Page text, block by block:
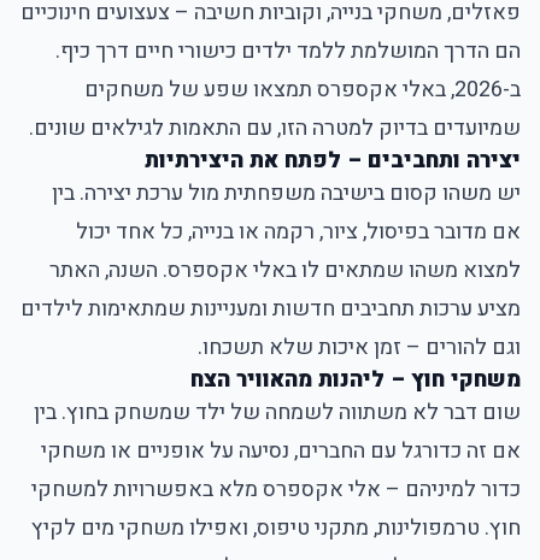
פאזלים, משחקי בנייה, וקוביות חשיבה – צעצועים חינוכיים
הם הדרך המושלמת ללמד ילדים כישורי חיים דרך כיף.
ב-2026, באלי אקספרס תמצאו שפע של משחקים
שמיועדים בדיוק למטרה הזו, עם התאמות לגילאים שונים.
יצירה ותחביבים – לפתח את היצירתיות
יש משהו קסום בישיבה משפחתית מול ערכת יצירה. בין
אם מדובר בפיסול, ציור, רקמה או בנייה, כל אחד יכול
למצוא משהו שמתאים לו באלי אקספרס. השנה, האתר
מציע ערכות תחביבים חדשות ומעניינות שמתאימות לילדים
וגם להורים – זמן איכות שלא תשכחו.
משחקי חוץ – ליהנות מהאוויר הצח
שום דבר לא משתווה לשמחה של ילד שמשחק בחוץ. בין
אם זה כדורגל עם החברים, נסיעה על אופניים או משחקי
כדור למיניהם – אלי אקספרס מלא באפשרויות למשחקי
חוץ. טרמפולינות, מתקני טיפוס, ואפילו משחקי מים לקיץ